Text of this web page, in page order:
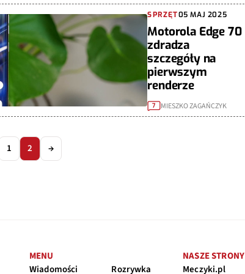
SPRZĘT05 MAJ 2025
Motorola Edge 70
zdradza
szczegóły na
pierwszym
renderze
7 MIESZKO ZAGAŃCZYK
1 2 →
MENU
Wiadomości
Rozrywka
NASZE STRONY
Meczyki.pl